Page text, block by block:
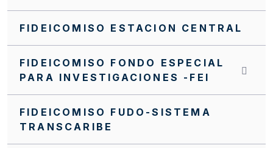
Invitación Cerrada No. 15 de 2019
Invitación Cerrada No 019 de 2019
FIDEICOMISO ESTACION CENTRAL
FIDEICOMISO FONDO ESPECIAL
PARA INVESTIGACIONES -FEI
FIDEICOMISO FUDO-SISTEMA
TRANSCARIBE